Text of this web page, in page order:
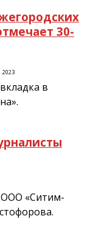
30-
в
ООО «Ситим-